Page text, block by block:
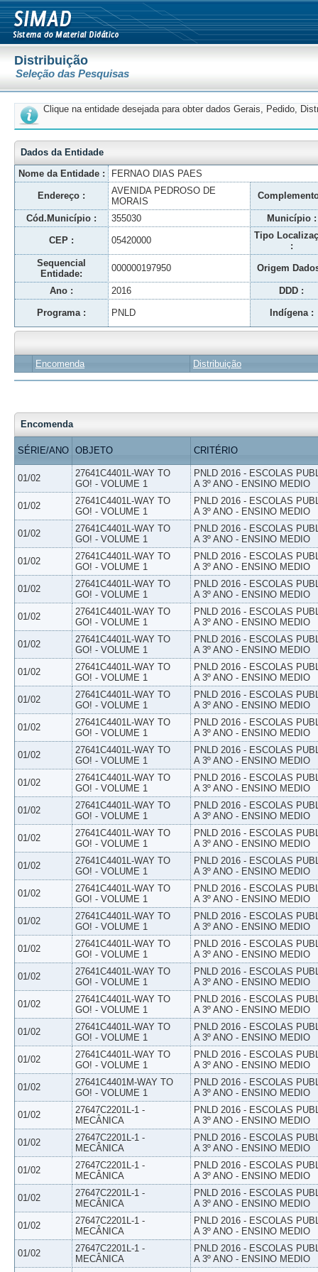
Distribuição
Seleção das Pesquisas
Clique na entidade desejada para obter dados Gerais, Pedido,
Dados da Entidade
Nome da Entidade :
FERNAO DIAS PAES
Endereço :
AVENIDA PEDROSO DE
MORAIS
Cód.Município : 355030 Município :
CEP : 05420000
Tipo
:
Sequencial
Entidade:
000000197950 Origem
Ano : 2016 DDD :
Programa : PNLD Indígena :
Encomenda Distribuição
Encomenda
SÉRIE/ANO OBJETO CRITÉRIO
01/02
27641C4401L-WAY TO
GO! - VOLUME 1
PNLD 2016 - ESCOLAS
A 3º ANO - ENSINO MEDIO
01/02
27641C4401L-WAY TO
GO! - VOLUME 1
PNLD 2016 - ESCOLAS
A 3º ANO - ENSINO MEDIO
01/02
27641C4401L-WAY TO
GO! - VOLUME 1
PNLD 2016 - ESCOLAS
A 3º ANO - ENSINO MEDIO
01/02
27641C4401L-WAY TO
GO! - VOLUME 1
PNLD 2016 - ESCOLAS
A 3º ANO - ENSINO MEDIO
01/02
27641C4401L-WAY TO
GO! - VOLUME 1
PNLD 2016 - ESCOLAS
A 3º ANO - ENSINO MEDIO
01/02
27641C4401L-WAY TO
GO! - VOLUME 1
PNLD 2016 - ESCOLAS
A 3º ANO - ENSINO MEDIO
01/02
27641C4401L-WAY TO
GO! - VOLUME 1
PNLD 2016 - ESCOLAS
A 3º ANO - ENSINO MEDIO
01/02
27641C4401L-WAY TO
GO! - VOLUME 1
PNLD 2016 - ESCOLAS
A 3º ANO - ENSINO MEDIO
01/02
27641C4401L-WAY TO
GO! - VOLUME 1
PNLD 2016 - ESCOLAS
A 3º ANO - ENSINO MEDIO
01/02
27641C4401L-WAY TO
GO! - VOLUME 1
PNLD 2016 - ESCOLAS
A 3º ANO - ENSINO MEDIO
01/02
27641C4401L-WAY TO
GO! - VOLUME 1
PNLD 2016 - ESCOLAS
A 3º ANO - ENSINO MEDIO
01/02
27641C4401L-WAY TO
GO! - VOLUME 1
PNLD 2016 - ESCOLAS
A 3º ANO - ENSINO MEDIO
01/02
27641C4401L-WAY TO
GO! - VOLUME 1
PNLD 2016 - ESCOLAS
A 3º ANO - ENSINO MEDIO
01/02
27641C4401L-WAY TO
GO! - VOLUME 1
PNLD 2016 - ESCOLAS
A 3º ANO - ENSINO MEDIO
01/02
27641C4401L-WAY TO
GO! - VOLUME 1
PNLD 2016 - ESCOLAS
A 3º ANO - ENSINO MEDIO
01/02
27641C4401L-WAY TO
GO! - VOLUME 1
PNLD 2016 - ESCOLAS
A 3º ANO - ENSINO MEDIO
01/02
27641C4401L-WAY TO
GO! - VOLUME 1
PNLD 2016 - ESCOLAS
A 3º ANO - ENSINO MEDIO
01/02
27641C4401L-WAY TO
GO! - VOLUME 1
PNLD 2016 - ESCOLAS
A 3º ANO - ENSINO MEDIO
01/02
27641C4401L-WAY TO
GO! - VOLUME 1
PNLD 2016 - ESCOLAS
A 3º ANO - ENSINO MEDIO
01/02
27641C4401L-WAY TO
GO! - VOLUME 1
PNLD 2016 - ESCOLAS
A 3º ANO - ENSINO MEDIO
01/02
27641C4401L-WAY TO
GO! - VOLUME 1
PNLD 2016 - ESCOLAS
A 3º ANO - ENSINO MEDIO
01/02
27641C4401L-WAY TO
GO! - VOLUME 1
PNLD 2016 - ESCOLAS
A 3º ANO - ENSINO MEDIO
01/02
27641C4401M-WAY TO
GO! - VOLUME 1
PNLD 2016 - ESCOLAS
A 3º ANO - ENSINO MEDIO
01/02
27647C2201L-1 -
MECÂNICA
PNLD 2016 - ESCOLAS
A 3º ANO - ENSINO MEDIO
01/02
27647C2201L-1 -
MECÂNICA
PNLD 2016 - ESCOLAS
A 3º ANO - ENSINO MEDIO
01/02
27647C2201L-1 -
MECÂNICA
PNLD 2016 - ESCOLAS
A 3º ANO - ENSINO MEDIO
01/02
27647C2201L-1 -
MECÂNICA
PNLD 2016 - ESCOLAS
A 3º ANO - ENSINO MEDIO
01/02
27647C2201L-1 -
MECÂNICA
PNLD 2016 - ESCOLAS
A 3º ANO - ENSINO MEDIO
01/02
27647C2201L-1 -
MECÂNICA
PNLD 2016 - ESCOLAS
A 3º ANO - ENSINO MEDIO